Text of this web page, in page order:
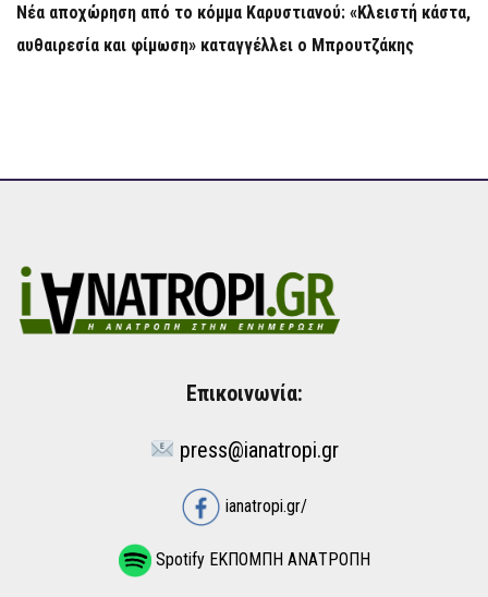
Νέα αποχώρηση από το κόμμα Καρυστιανού: «Κλειστή κάστα,
αυθαιρεσία και φίμωση» καταγγέλλει ο Μπρουτζάκης
Επικοινωνία:
press@ianatropi.gr
ianatropi.gr/
Spotify ΕΚΠΟΜΠΗ ΑΝΑΤΡΟΠΗ